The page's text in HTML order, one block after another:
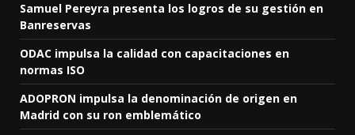
Samuel Pereyra presenta los logros de su gestión en
Banreservas
ODAC impulsa la calidad con capacitaciones en
normas ISO
ADOPRON impulsa la denominación de origen en
Madrid con su ron emblemático